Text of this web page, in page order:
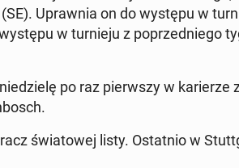
Upraw­nia on do występu w
w tur­nie­ju z po­przed­nie­go
po raz pierw­szy w
świa­to­wej listy. Ostat­nio w